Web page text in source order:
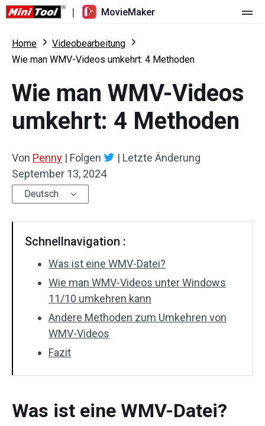
| MovieMaker
Startseite
Preise
Funktionen
Was ist neu
Mehrspurbearbeitung
Seitenverhältnis
Trimmen/Teilen/Zuschneiden
Audioeffekte
Text/Elemente
Ressourcen
Tricks für Videobearbeitung
Bildschirm-Rekorder
Video-Konverter
Home
Videobearbeitung
Wie man WMV-Videos umkehrt: 4 Methoden
Wie man WMV-Videos
umkehrt: 4 Methoden
Von Penny | Folgen | Letzte Änderung
September 13, 2024
Deutsch
Schnellnavigation :
Was ist eine WMV-Datei?
Wie man WMV-Videos unter Windows
11/10 umkehren kann
Andere Methoden zum Umkehren von
WMV-Videos
Fazit
Was ist eine WMV-Datei?